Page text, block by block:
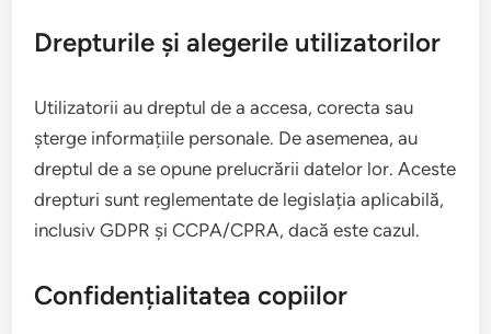
Drepturile și alegerile utilizatorilor
Utilizatorii au dreptul de a accesa, corecta sau
șterge informațiile personale. De asemenea, au
dreptul de a se opune prelucrării datelor lor. Aceste
drepturi sunt reglementate de legislația aplicabilă,
inclusiv GDPR și CCPA/CPRA, dacă este cazul.
Confidențialitatea copiilor